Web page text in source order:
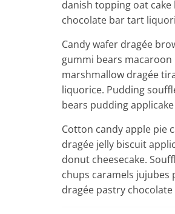
danish topping oat cake
chocolate bar tart
Candy wafer dragée
gummi bears
marshmallow dragée
liquorice. Pudding
bears pudding
Cotton candy apple pie
dragée jelly biscuit
donut cheesecake.
chups caramels jujubes
dragée pastry